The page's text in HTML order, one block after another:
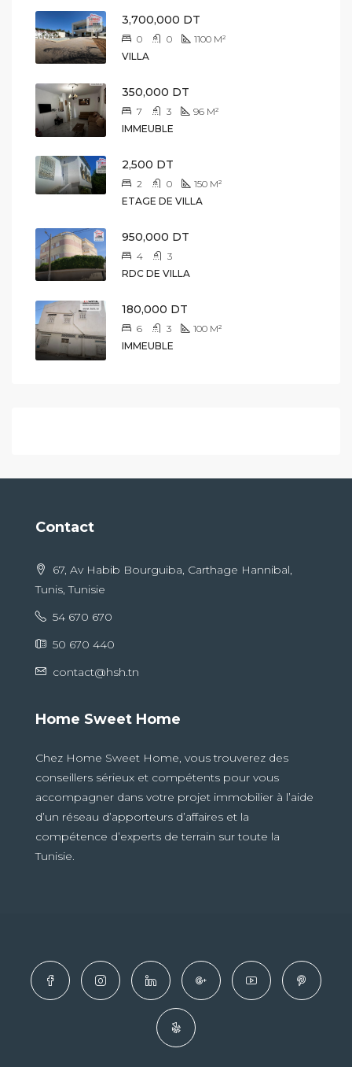
3,700,000 DT
0 0 1100 M²
VILLA
350,000 DT
7 3 96 M²
IMMEUBLE
2,500 DT
2 0 150 M²
ETAGE DE VILLA
950,000 DT
4
3
RDC DE VILLA
180,000 DT
6 3 100 M²
IMMEUBLE
Contact
67, Av Habib Bourguiba, Carthage Hannibal,
Tunis, Tunisie
54 670 670
50 670 440
contact@hsh.tn
Home Sweet Home
Chez Home Sweet Home, vous trouverez des
conseillers sérieux et compétents pour vous
accompagner dans votre projet immobilier à l’aide
d’un réseau d’apporteurs d’affaires et la
compétence d’experts de terrain sur toute la
Tunisie.